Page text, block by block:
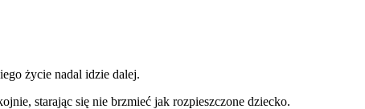
życie nadal idzie dalej.
starając się nie brzmieć jak rozpieszczone dziecko.